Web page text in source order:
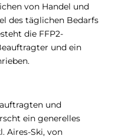
von Handel und
des täglichen Bedarfs
die FFP2-
und ein
und
ein generelles
Aires-Ski, von